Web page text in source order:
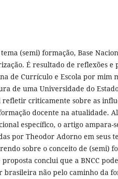
(semi) formação, Base
É resultado de reflexões e
de Currículo e Escola por mim
de uma Universidade do
criticamente sobre as
docente na atualidade.
específico, o artigo ampara-
por Theodor Adorno em seus
sobre o conceito de (semi)
proposta conclui que a BNCC
não pelo caminho da